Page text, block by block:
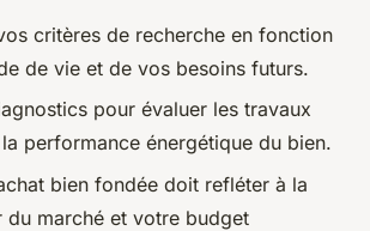
critères de recherche en fonction
de vie et de vos besoins futurs.
pour évaluer les travaux
performance énergétique du bien.
bien fondée doit refléter à la
du marché et votre budget